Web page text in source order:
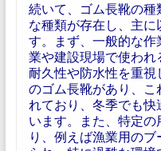
続いて、ゴム長靴の
な種類が存在し、主に
す。まず、一般的な
業や建設現場で使われ
耐久性や防水性を重
のゴム長靴があり、こ
れており、冬季でも快
います。また、特定
り、例えば漁業用の